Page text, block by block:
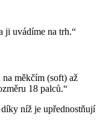
ji uvádíme na trh.“
měkčím (soft) až
18 palců.“
níž je upřednostňují